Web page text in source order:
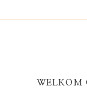
WELKOM